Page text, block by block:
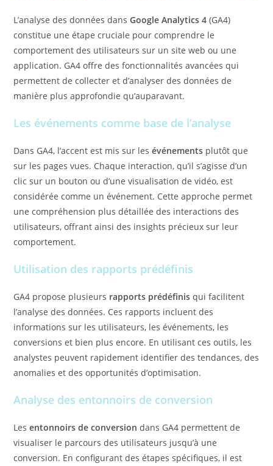
L’analyse des données dansGoogle Analytics 4 (GA4)
constitue une étape cruciale pour comprendre le
comportement des utilisateurs sur un site web ou une
application. GA4 offre des fonctionnalités avancées qui
permettent de collecter et d’analyser des données de
manière plus approfondie qu’auparavant.
Les événements comme base de l’analyse
Dans GA4, l’accent est mis sur lesévénements plutôt que
sur les pages vues. Chaque interaction, qu’il s’agisse d’un
clic sur un bouton ou d’une visualisation de vidéo, est
considérée comme un événement. Cette approche permet
une compréhension plus détaillée des interactions des
utilisateurs, offrant ainsi des insights précieux sur leur
comportement.
Utilisation des rapports prédéfinis
GA4 propose plusieurs rapports prédéfinis qui facilitent
l’analyse des données. Ces rapports incluent des
informations sur les utilisateurs, les événements, les
conversions et bien plus encore. En utilisant ces outils, les
analystes peuvent rapidement identifier des tendances, des
anomalies et des opportunités d’optimisation.
Analyse des entonnoirs de conversion
Lesentonnoirs de conversion dans GA4 permettent de
visualiser le parcours des utilisateurs jusqu’à une
conversion. En configurant des étapes spécifiques, il est